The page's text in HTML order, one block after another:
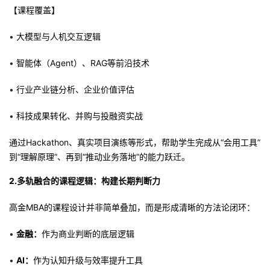
【课程覆盖】
• 大模型与人机交互逻辑
• 智能体（Agent）、RAG等前沿技术
• 行业产业链分析、企业价值评估
• 科技成果转化、并购与投融资实战
通过Hackathon、真实项目演练等形式，帮助学生完成从“会用工具”
到“理解原理”、再到“推动业务落地”的能力跃迁。
2.多轨融合的课程逻辑：构建长期判断力
高金MBA的课程设计并非简单叠加，而是形成清晰的方法论闭环：
• 金融： 作为商业判断的底层逻辑
• AI： 作为认知升级与效率提升工具